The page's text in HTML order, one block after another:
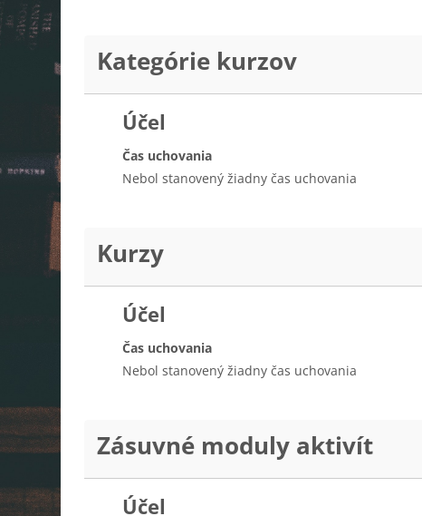
Kategórie kurzov
Účel
Čas uchovania
Nebol stanovený žiadny čas uchovania
Kurzy
Účel
Čas uchovania
Nebol stanovený žiadny čas uchovania
Zásuvné moduly aktivít
Účel